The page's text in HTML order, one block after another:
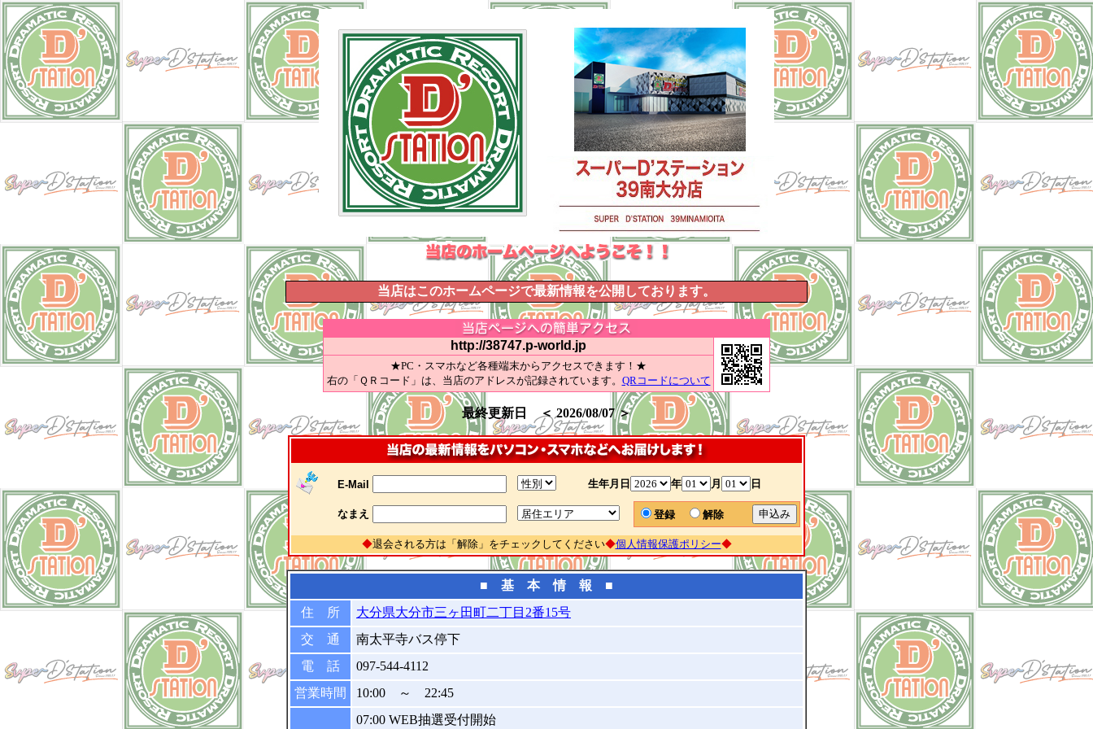
当店はこのホームページで最新情報を公開しております。
http://38747.p-world.jp
★PC・スマホなど各種端末からアクセスできます！★
右の「ＱＲコード」は、当店のアドレスが記録されています。 QRコードについて
最終更新日 ＜ 2026/08/07 ＞
E-Mail 生年月日 年 月 日
なまえ 登録 解除
◆退会される方は「解除」をチェックしてください◆個人情報保護ポリシー◆
■ 基 本 情 報 ■
住 所
大分県大分市三ヶ田町二丁目2番15号
交 通
南太平寺バス停下
電 話
097-544-4112
営業時間
10:00 ～ 22:45
07:00 WEB抽選受付開始